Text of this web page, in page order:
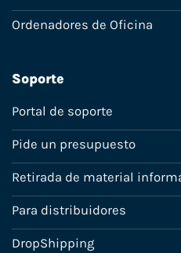
Ordenadores de Oficina
Soporte
Portal de soporte
Pide un presupuesto
Retirada de material
Para distribuidores
DropShipping